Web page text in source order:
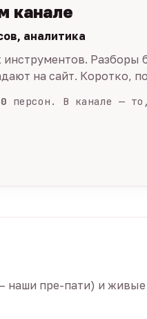
канале
аналитика
Разборы
на сайт. Коротко,
персон. В канале —
наши пре-пати) и живые